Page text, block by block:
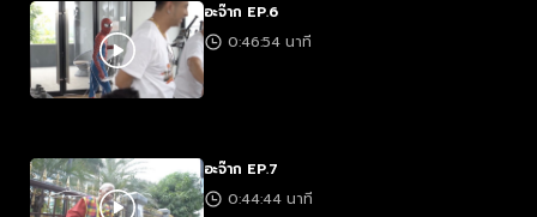
อะจ๊าก EP.6
0:46:54 นาที
อะจ๊าก EP.7
0:44:44 นาที